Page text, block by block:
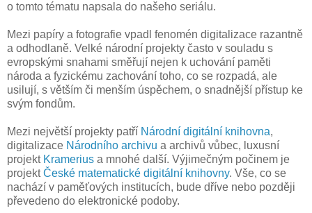
o tomto tématu napsala do našeho seriálu.
Mezi papíry a fotografie vpadl fenomén digitalizace razantně
a odhodlaně. Velké národní projekty často v souladu s
evropskými snahami směřují nejen k uchování paměti
národa a fyzickému zachování toho, co se rozpadá, ale
usilují, s větším či menším úspěchem, o snadnější přístup ke
svým fondům.
Mezi největší projekty patří Národní digitální knihovna,
digitalizace Národního archivu a archivů vůbec, luxusní
projekt Kramerius a mnohé další. Výjimečným počinem je
projektČeské matematické digitální knihovny. Vše, co se
nachází v paměťových institucích, bude dříve nebo později
převedeno do elektronické podoby.